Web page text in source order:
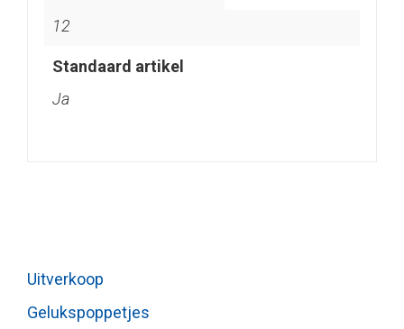
12
Standaard artikel
Ja
Uitverkoop
Gelukspoppetjes